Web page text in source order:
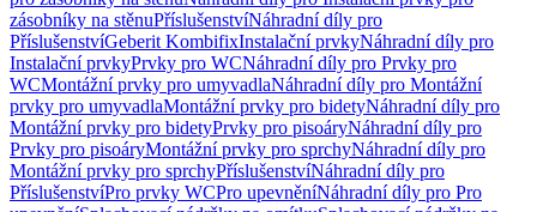
zásobníky na stěnuPříslušenstvíNáhradní díly pro
PříslušenstvíGeberit KombifixInstalační prvkyNáhradní díly pro
Instalační prvkyPrvky pro WCNáhradní díly pro Prvky pro
WCMontážní prvky pro umyvadlaNáhradní díly pro Montážní
prvky pro umyvadlaMontážní prvky pro bidetyNáhradní díly pro
Montážní prvky pro bidetyPrvky pro pisoáryNáhradní díly pro
Prvky pro pisoáryMontážní prvky pro sprchyNáhradní díly pro
Montážní prvky pro sprchyPříslušenstvíNáhradní díly pro
PříslušenstvíPro prvky WCPro upevněníNáhradní díly pro Pro